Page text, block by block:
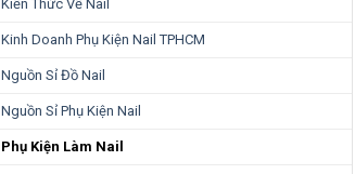
Kiến Thức Về Nail
Kinh Doanh Phụ Kiện Nail TPHCM
Nguồn Sỉ Đồ Nail
Nguồn Sỉ Phụ Kiện Nail
Phụ Kiện Làm Nail